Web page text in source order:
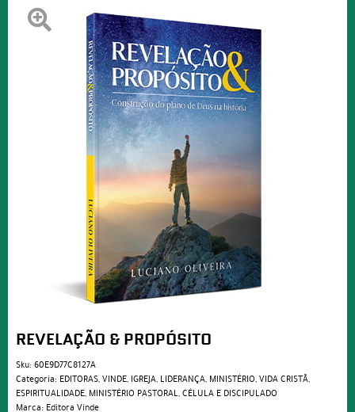
REVELAÇÃO & PROPÓSITO
Sku: 60E9D77C8127A
Categoria: EDITORAS,VINDE, IGREJA, LIDERANÇA, MINISTÉRIO,VIDA CRISTÃ,
ESPIRITUALIDADE, MINISTÉRIO PASTORAL,CÉLULA E DISCIPULADO
Marca: Editora Vinde